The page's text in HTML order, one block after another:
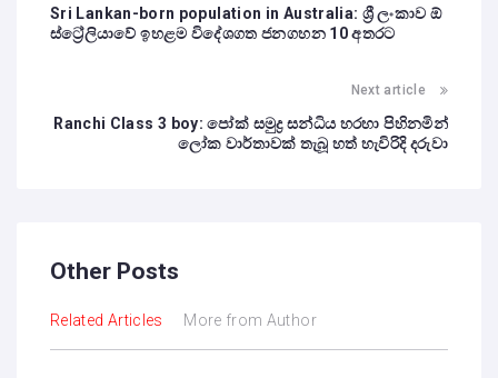
Sri Lankan-born population in Australia: ශ්‍රී ලංකාව ඕ
ස්ට්‍රේලියාවේ ඉහළම විදේශගත ජනගහන 10 අතරට
Next article
Ranchi Class 3 boy: පෝක් සමුද්‍ර සන්ධිය හරහා පිහිනමින්
ලෝක වාර්තාවක් තැබූ හත් හැවිරිදි දරුවා
Other Posts
Related Articles More from Author